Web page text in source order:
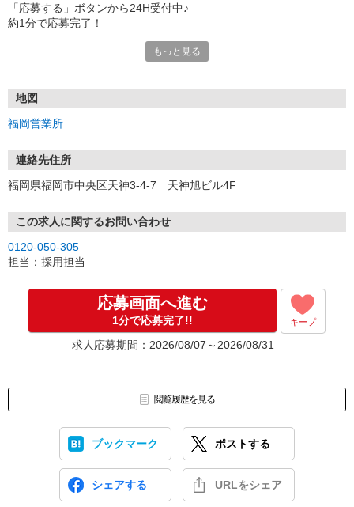
「応募する」ボタンから24H受付中♪
約1分で応募完了！
①応募から3営業日を目安に、メールorお電話でご連絡します。
★スマホでWEB面接（LINEなど）・出張面接・事務所面接と選べま
す
③面接実施（履歴書不要）
※ご希望があれば、職場見学の調整もOKです！
お気軽にご応募ください♪
もっと見る
地図
福岡営業所
連絡先住所
福岡県福岡市中央区天神3-4-7 天神旭ビル4F
この求人に関するお問い合わせ
0120-050-305
担当：採用担当
応募画面へ進む
1分で応募完了!! キープ
求人応募期間：2026/08/07～2026/08/31
閲覧履歴を見る
ブックマーク ポストする
シェアする URLをシェア